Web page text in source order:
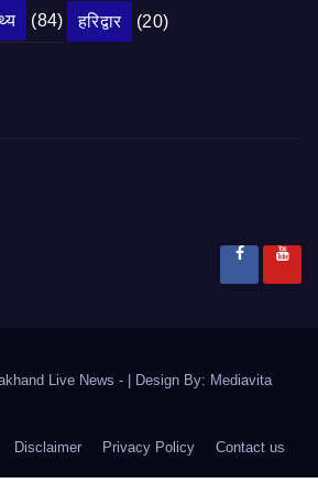
(84) हरिद्वार (20)
Live News - Design By: Mediavita
Disclaimer Privacy Policy Contact us